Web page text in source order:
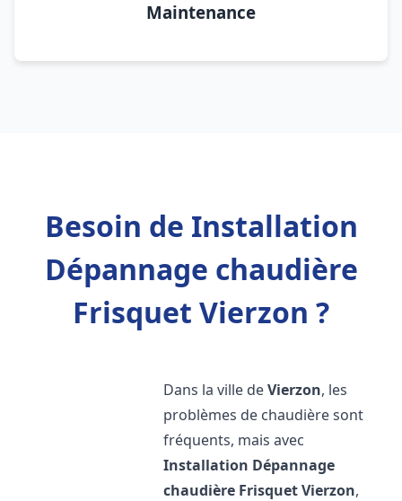
Maintenance
Besoin de Installation
Dépannage chaudière
Frisquet Vierzon ?
Dans la ville deVierzon, les
problèmes de chaudière sont
fréquents, mais avec
Installation Dépannage
chaudière FrisquetVierzon,